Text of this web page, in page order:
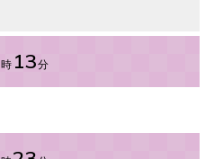
時 13分